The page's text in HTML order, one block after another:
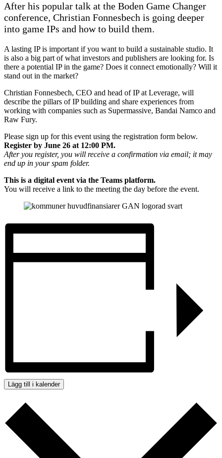
After his popular talk at the Boden Game Changer
conference, Christian Fonnesbech is going deeper
into game IPs and how to build them.
A lasting IP is important if you want to build a sustainable studio. It
is also a big part of what investors and publishers are looking for. Is
there a potential IP in the game? Does it connect emotionally? Will it
stand out in the market?
Christian Fonnesbech, CEO and head of IP at Leverage, will
describe the pillars of IP building and share experiences from
working with companies such as Supermassive, Bandai Namco and
Raw Fury.
Please sign up for this event using the registration form below.
Register by June 26 at 12:00 PM.
After you register, you will receive a confirmation via email; it may
end up in your spam folder.
This is a digital event via the Teams platform.
You will receive a link to the meeting the day before the event.
Lägg till i kalender